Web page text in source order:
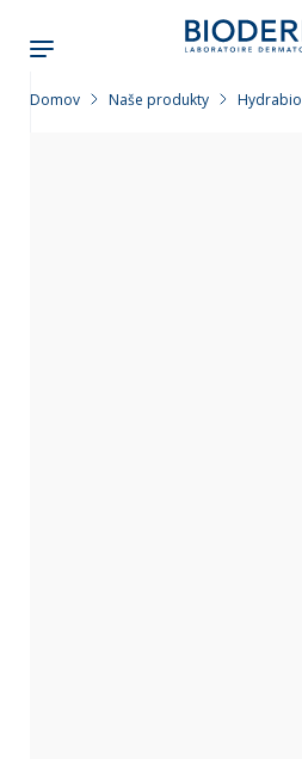
hlavný
obsah
Domov Naše produkty Hydrabio